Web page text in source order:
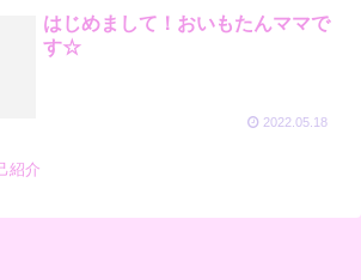
はじめまして！おいもたんママで
す☆
2022.05.18
紹介